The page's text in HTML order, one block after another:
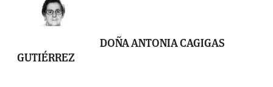
DOÑA ANTONIA CAGIGAS
GUTIÉRREZ